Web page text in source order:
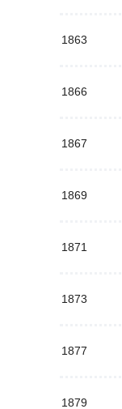
1863
1866
1867
1869
1871
1873
1877
1879